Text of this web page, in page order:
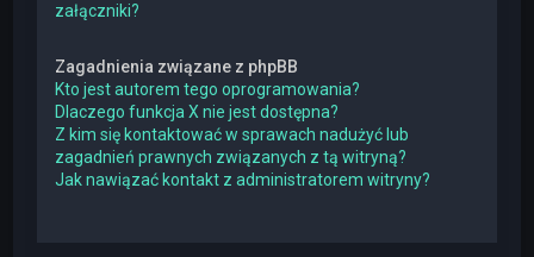
załączniki?
Zagadnienia związane z phpBB
Kto jest autorem tego oprogramowania?
Dlaczego funkcja X nie jest dostępna?
Z kim się kontaktować w sprawach nadużyć lub
zagadnień prawnych związanych z tą witryną?
Jak nawiązać kontakt z administratorem witryny?